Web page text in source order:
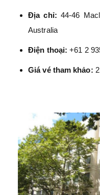
Địa chỉ: 44-46
Australia
Điện thoại: +61 2
Giá vé tham khảo: